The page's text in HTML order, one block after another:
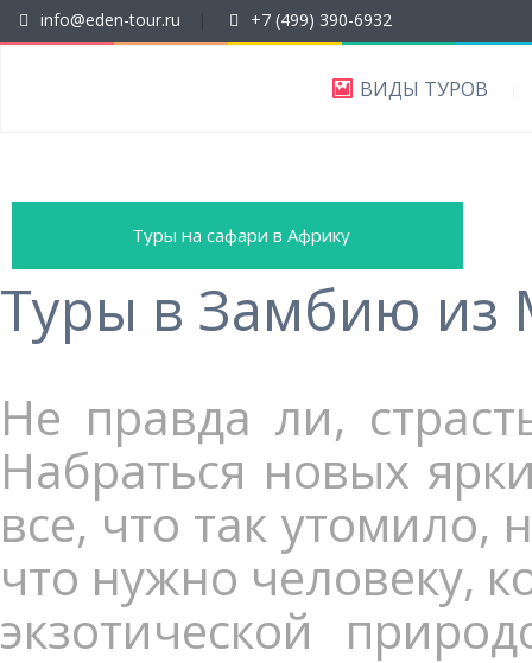
info@eden-tour.ru +7 (499) 390-6932
ВИДЫ ТУРОВ
Туры на сафари в Африку
Туры в Замбию из
Не правда ли,
Набраться новых
все, что так
что нужно человеку,
экзотической